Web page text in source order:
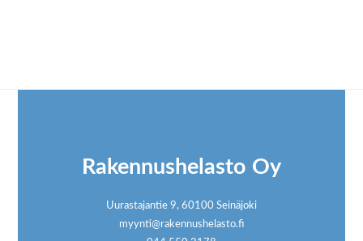
Rakennushelasto Oy
Uurastajantie 9, 60100 Seinäjoki
myynti@rakennushelasto.fi